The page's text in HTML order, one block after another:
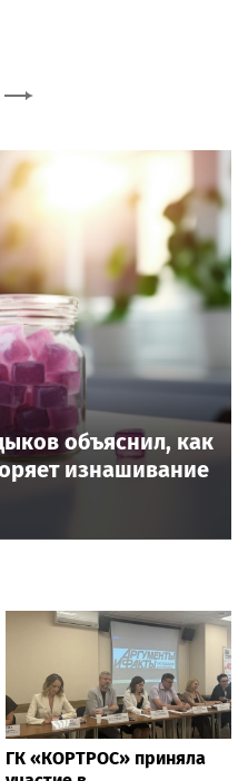
объяснил, как
изнашивание
ГК «КОРТРОС» приняла